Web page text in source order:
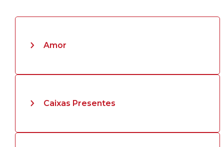
Amor
Caixas Presentes